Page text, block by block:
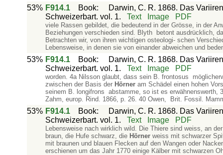
53% F914.1 Book:
Darwin, C. R. 1868. Das
Schweizerbart. vol. 1.
Text Image PDF
viele Rassen gebildet, die bedeutend in der Grösse, in der
Beziehungen verschieden sind. Blyth betont ausdrücklich,
Betrachten wir, von ihren wichtigen osteologi- schen
Lebensweise, in denen sie von einander abweichen und
53% F914.1 Book:
Darwin, C. R. 1868. Das
Schweizerbart. vol. 1.
Text Image PDF
worden. 4a Nilsson glaubt, dass sein B. frontosus
zwischen der Basis der Hörneram Schädel einen hohen
seinem B. longifrons abstamme, so ist es
Zahm, europ. Rind. 1866, p. 26. 40 Owen, Brit. Fossil.
53% F914.1 Book:
Darwin, C. R. 1868. Das
Schweizerbart. vol. 1.
Text Image PDF
Lebensweise nach wirklich wild. Die Thiere sind weiss, an
braun, die Hufe schwarz, die Hörnerweiss mit schwarzer
mit braunen und blauen Flecken auf den Wangen oder
erschienen um das Jahr 1770 einige Kälber mit schwarzen